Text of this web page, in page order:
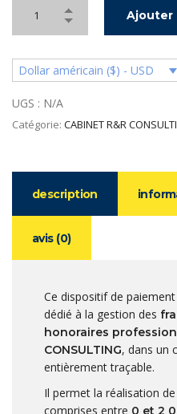
Ajouter
Dollar américain ($) - USD
UGS : N/A
Catégorie: CABINET R&R
description
avis (0)
Ce dispositif de
dédié à la gestion des
honoraires
CONSULTING, dans un
entièrement traçable.
Il permet la réalisation
comprises entre 0 et 2